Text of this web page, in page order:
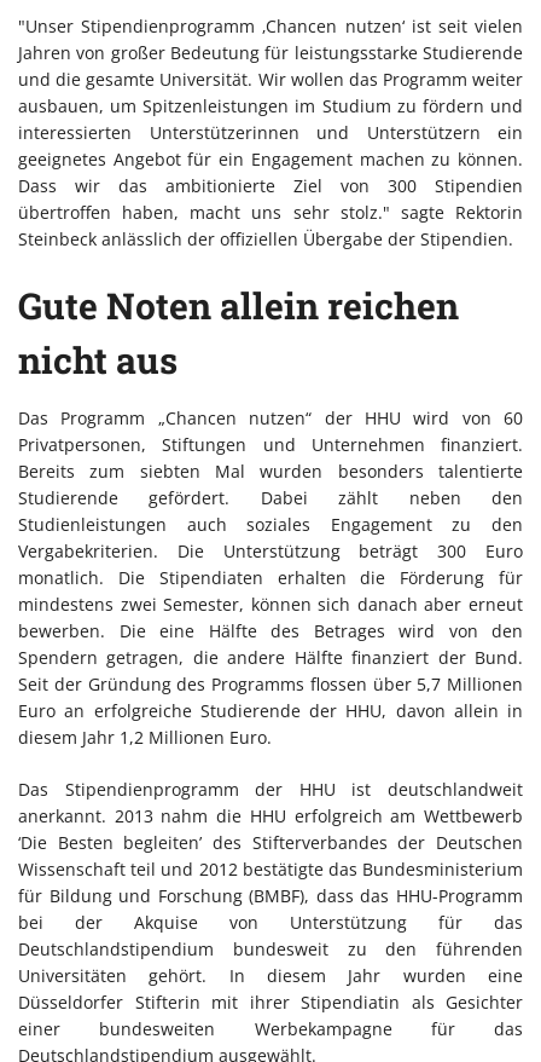
"Unser Stipendienprogramm ‚Chancen nutzen‘ ist seit vielen
Jahren von großer Bedeutung für leistungsstarke Studierende
und die gesamte Universität. Wir wollen das Programm weiter
ausbauen, um Spitzenleistungen im Studium zu fördern und
interessierten Unterstützerinnen und Unterstützern ein
geeignetes Angebot für ein Engagement machen zu können.
Dass wir das ambitionierte Ziel von 300 Stipendien
übertroffen haben, macht uns sehr stolz." sagte Rektorin
Steinbeck anlässlich der offiziellen Übergabe der Stipendien.
Gute Noten allein reichen
nicht aus
Das Programm „Chancen nutzen“ der HHU wird von 60
Privatpersonen, Stiftungen und Unternehmen finanziert.
Bereits zum siebten Mal wurden besonders talentierte
Studierende gefördert. Dabei zählt neben den
Studienleistungen auch soziales Engagement zu den
Vergabekriterien. Die Unterstützung beträgt 300 Euro
monatlich. Die Stipendiaten erhalten die Förderung für
mindestens zwei Semester, können sich danach aber erneut
bewerben. Die eine Hälfte des Betrages wird von den
Spendern getragen, die andere Hälfte finanziert der Bund.
Seit der Gründung des Programms flossen über 5,7 Millionen
Euro an erfolgreiche Studierende der HHU, davon allein in
diesem Jahr 1,2 Millionen Euro.
Das Stipendienprogramm der HHU ist deutschlandweit
anerkannt. 2013 nahm die HHU erfolgreich am Wettbewerb
‘Die Besten begleiten’ des Stifterverbandes der Deutschen
Wissenschaft teil und 2012 bestätigte das Bundesministerium
für Bildung und Forschung (BMBF), dass das HHU-Programm
bei der Akquise von Unterstützung für das
Deutschlandstipendium bundesweit zu den führenden
Universitäten gehört. In diesem Jahr wurden eine
Düsseldorfer Stifterin mit ihrer Stipendiatin als Gesichter
einer bundesweiten Werbekampagne für das
Deutschlandstipendium ausgewählt.